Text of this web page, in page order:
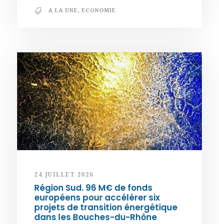
A LA UNE, ECONOMIE
24 JUILLET 2026
Région Sud. 96 M€ de fonds
européens pour accélérer six
projets de transition énergétique
dans les Bouches-du-Rhône